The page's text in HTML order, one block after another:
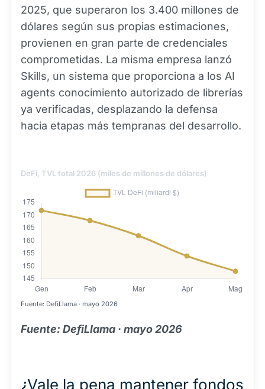
2025, que superaron los 3.400 millones de
dólares según sus propias estimaciones,
provienen en gran parte de credenciales
comprometidas. La misma empresa lanzó
Skills, un sistema que proporciona a los AI
agents conocimiento autorizado de librerías
ya verificadas, desplazando la defensa
hacia etapas más tempranas del desarrollo.
DeFi, TVL total 2026 (miles de millones de dólares)
Fuente: DefiLlama · mayo 2026
Fuente: DefiLlama · mayo 2026
¿Vale la pena mantener fondos